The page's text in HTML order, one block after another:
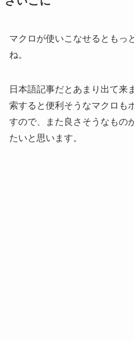
マクロが使いこなせるともっ
ね。
日本語記事だとあまり出て来
索すると便利そうなマクロも
すので、また良さそうなもの
たいと思います。